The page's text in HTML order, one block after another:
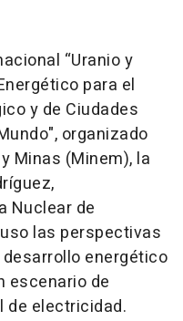
“Uranio y
para el
y de Ciudades
organizado
Minas (Minem), la
Nuclear de
las perspectivas
energético
escenario de
de electricidad.